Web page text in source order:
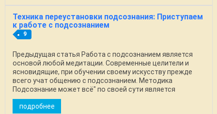
Техника переустановки подсознания: Приступаем
к работе с подсознанием
9
Предыдущая статья Работа с подсознанием является
основой любой медитации. Современные целители и
ясновидящие, при обучении своему искусству прежде
всего учат общению с подсознанием. Методика
Подсознание может всё" по своей сути является
известным с ...
подробнее